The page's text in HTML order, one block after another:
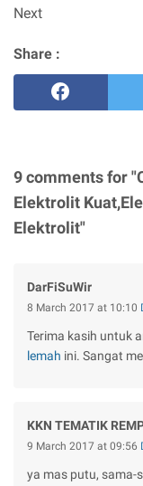
Next
Share :
9 comments for
Elektrolit
Elektrolit"
DarFiSuWir
8 March 2017 at 10:10
Terima kasih untuk
lemah ini. Sangat
KKN TEMATIK
9 March 2017 at 09:56
ya mas putu, sama-